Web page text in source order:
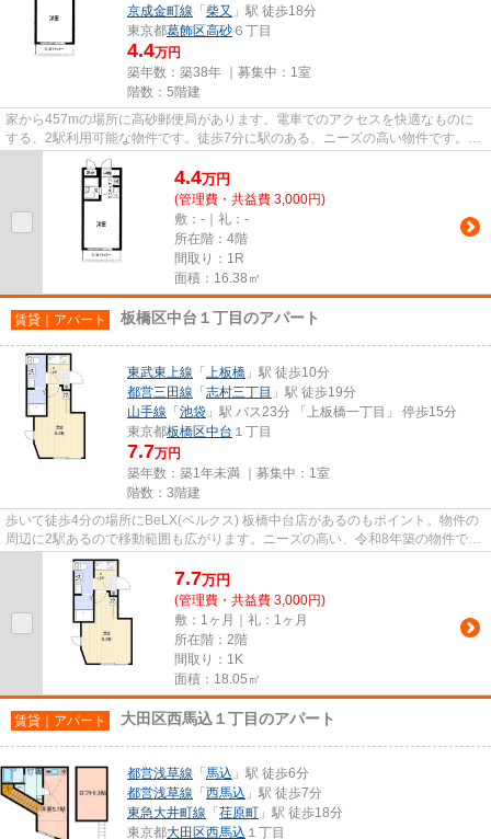
京成金町線 「 柴又 」駅 徒歩18分
東京都葛飾区高砂 ６丁目
4.4万円
築年数：築38年 ｜募集中： 1室
階数：5階建
家から457mの場所に高砂郵便局があります。電車でのアクセスを快適なものに
する、2駅利用可能な物件です。徒歩7分に駅のある、ニーズの高い物件です。こ
ちらの物件はマンションです。...
4.4万円
(管理費・共益費 3,000円)
敷：-｜礼：-
所在階：4階
間取り：1R
面積：16.38㎡
賃貸｜アパート 板橋区中台１丁目のアパート
東武東上線 「 上板橋 」駅 徒歩10分
都営三田線 「 志村三丁目 」駅 徒歩19分
山手線 「 池袋 」駅 バス23分 「上板橋一丁目」 停歩15分
東京都板橋区中台 １丁目
7.7万円
築年数：築1年未満 ｜募集中： 1室
階数：3階建
歩いて徒歩4分の場所にBeLX(ベルクス) 板橋中台店があるのもポイント。物件の
周辺に2駅あるので移動範囲も広がります。ニーズの高い、令和8年築の物件で、
オシャレな室内が魅力的。こ...
7.7万円
(管理費・共益費 3,000円)
敷：1ヶ月｜礼：1ヶ月
所在階：2階
間取り：1K
面積：18.05㎡
賃貸｜アパート 大田区西馬込１丁目のアパート
都営浅草線 「 馬込 」駅 徒歩6分
都営浅草線 「 西馬込 」駅 徒歩7分
東急大井町線 「 荏原町 」駅 徒歩18分
東京都大田区西馬込 １丁目